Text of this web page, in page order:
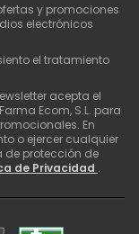
y promociones
electrónicos
el tratamiento
acepta el
Ecom, S.L. para
En
o ejercer cualquier
de protección de
de Privacidad .